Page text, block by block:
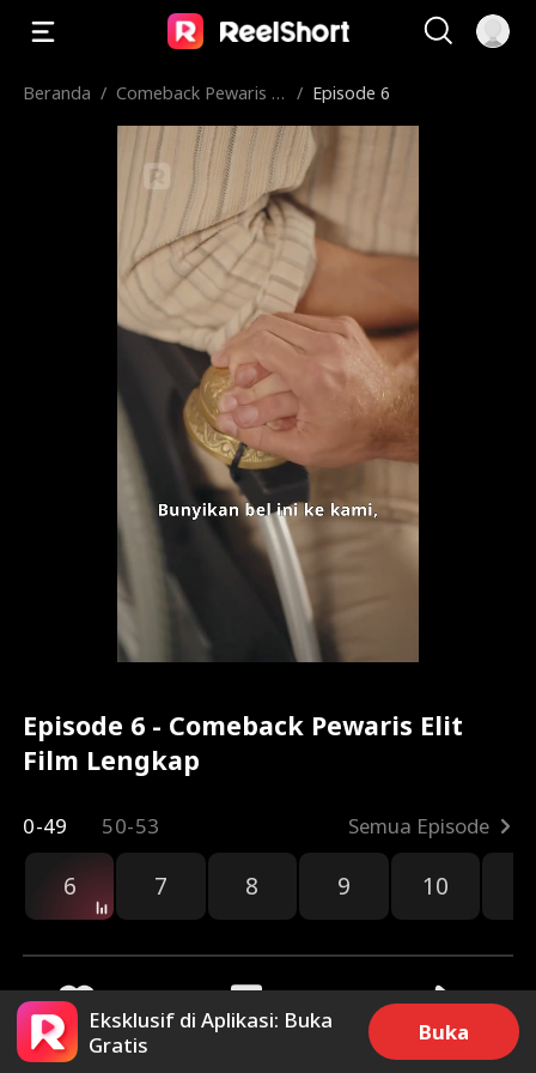
Beranda / Comeback Pewaris El
/ Episode 6
Episode 6 - Comeback Pewaris Elit
Film Lengkap
0-49 50-53 Semua Episode
6 7 8 9 10
2.9k Bagikan
Eksklusif di Aplikasi: Buka
Gratis
Buka